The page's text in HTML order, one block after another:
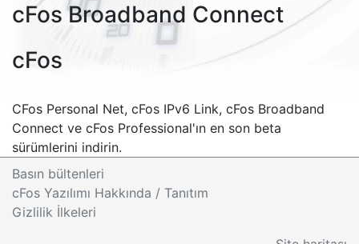
cFos Broadband Connect
cFos
CFos Personal Net, cFos IPv6 Link, cFos Broadband
Connect ve cFos Professional'ın en son beta
sürümlerini indirin.
Basın bültenleri
cFos Yazılımı Hakkında / Tanıtım
Gizlilik İlkeleri